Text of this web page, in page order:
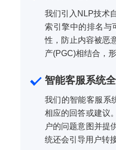
我们引入NLP技术
索引擎中的排名与
性，防止内容被恶
产(PGC)相结合，
智能客服系统
我们的智能客服系
相应的回答或建议
户的问题意图并提
统还会引导用户转